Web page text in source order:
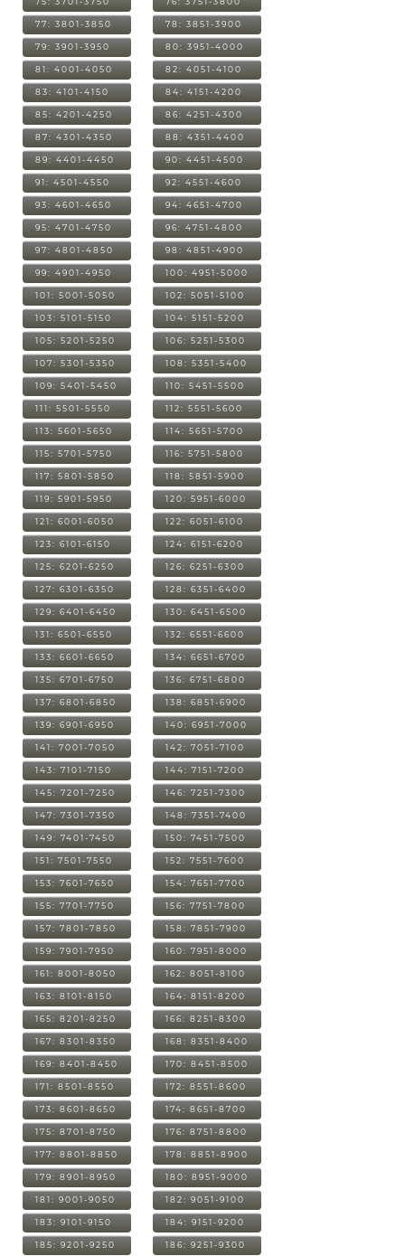
77: 3801-3850 78: 3851-3900
79: 3901-3950 80: 3951-4000
81: 4001-4050 82: 4051-4100
83: 4101-4150 84: 4151-4200
85: 4201-4250 86: 4251-4300
87: 4301-4350 88: 4351-4400
89: 4401-4450 90: 4451-4500
91: 4501-4550 92: 4551-4600
93: 4601-4650 94: 4651-4700
95: 4701-4750 96: 4751-4800
97: 4801-4850 98: 4851-4900
99: 4901-4950 100: 4951-5000
101: 5001-5050 102: 5051-5100
103: 5101-5150 104: 5151-5200
105: 5201-5250 106: 5251-5300
107: 5301-5350 108: 5351-5400
109: 5401-5450 110: 5451-5500
111: 5501-5550 112: 5551-5600
113: 5601-5650 114: 5651-5700
115: 5701-5750 116: 5751-5800
117: 5801-5850 118: 5851-5900
119: 5901-5950 120: 5951-6000
121: 6001-6050 122: 6051-6100
123: 6101-6150 124: 6151-6200
125: 6201-6250 126: 6251-6300
127: 6301-6350 128: 6351-6400
129: 6401-6450 130: 6451-6500
131: 6501-6550 132: 6551-6600
133: 6601-6650 134: 6651-6700
135: 6701-6750 136: 6751-6800
137: 6801-6850 138: 6851-6900
139: 6901-6950 140: 6951-7000
141: 7001-7050 142: 7051-7100
143: 7101-7150 144: 7151-7200
145: 7201-7250 146: 7251-7300
147: 7301-7350 148: 7351-7400
149: 7401-7450 150: 7451-7500
151: 7501-7550 152: 7551-7600
153: 7601-7650 154: 7651-7700
155: 7701-7750 156: 7751-7800
157: 7801-7850 158: 7851-7900
159: 7901-7950 160: 7951-8000
161: 8001-8050 162: 8051-8100
163: 8101-8150 164: 8151-8200
165: 8201-8250 166: 8251-8300
167: 8301-8350 168: 8351-8400
169: 8401-8450 170: 8451-8500
171: 8501-8550 172: 8551-8600
173: 8601-8650 174: 8651-8700
175: 8701-8750 176: 8751-8800
177: 8801-8850 178: 8851-8900
179: 8901-8950 180: 8951-9000
181: 9001-9050 182: 9051-9100
183: 9101-9150 184: 9151-9200
185: 9201-9250 186: 9251-9300